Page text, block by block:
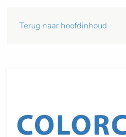
Terug naar hoofdinhoud